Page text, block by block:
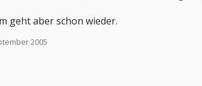
geht aber schon wieder.
2005